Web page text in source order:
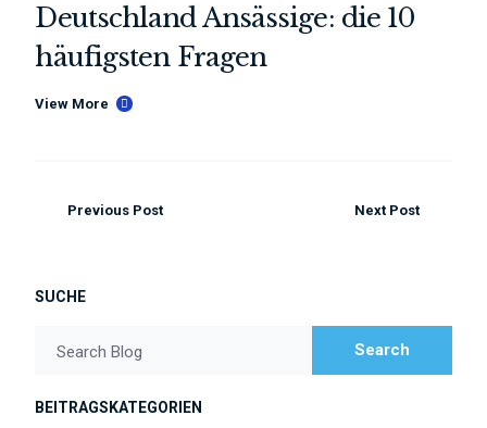
Deutschland Ansässige: die 10
häufigsten Fragen
View More
Previous Post Next Post
SUCHE
Search Blog Search
BEITRAGSKATEGORIEN